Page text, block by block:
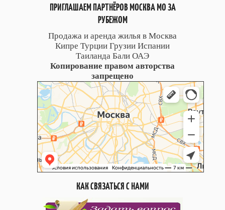
ПРИГЛАШАЕМ ПАРТНЁРОВ МОСКВА МО ЗА
РУБЕЖОМ
Продажа и аренда жилья в Москва
Кипре Турции Грузии Испании
Таиланда Бали ОАЭ
Копирование правом авторства
запрещено
КАК СВЯЗАТЬСЯ С НАМИ